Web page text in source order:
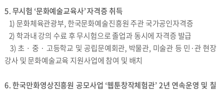
5. 무시험 ‘문화예술교육사’ 자격증 취득
1) 문화체육관광부, 한국문화예술진흥원 주관 국가공인자격증
2) 학과내 강의 수료 후 무시험으로 졸업과 동시에 자격증 발급
3) 초 · 중 · 고등학교 및 공립문예회관, 박물관, 미술관 등 민·관 현장
강사 및 문화예술교육 지원사업에 참여 및 배치
6. 한국만화영상진흥원 공모사업 ‘웹툰창작체험관’ 2년 연속운영 및 칠